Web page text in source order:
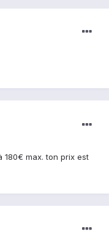
180€ max. ton prix est